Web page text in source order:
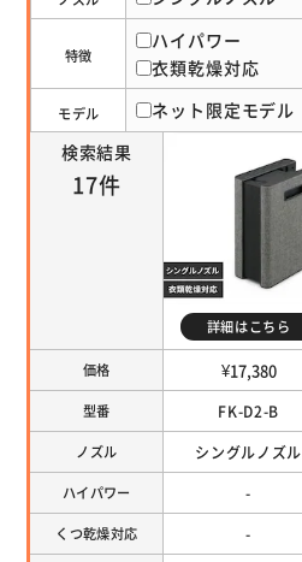
特徴
ハイパワー
衣類乾燥対応
モデル ネット限定モデル
価格
型番
ノズル
ハイパワー
くつ乾燥対応
詳細はこちら
¥17,380
FK-D2-B
シングルノズル
-
-
検索結果
17件